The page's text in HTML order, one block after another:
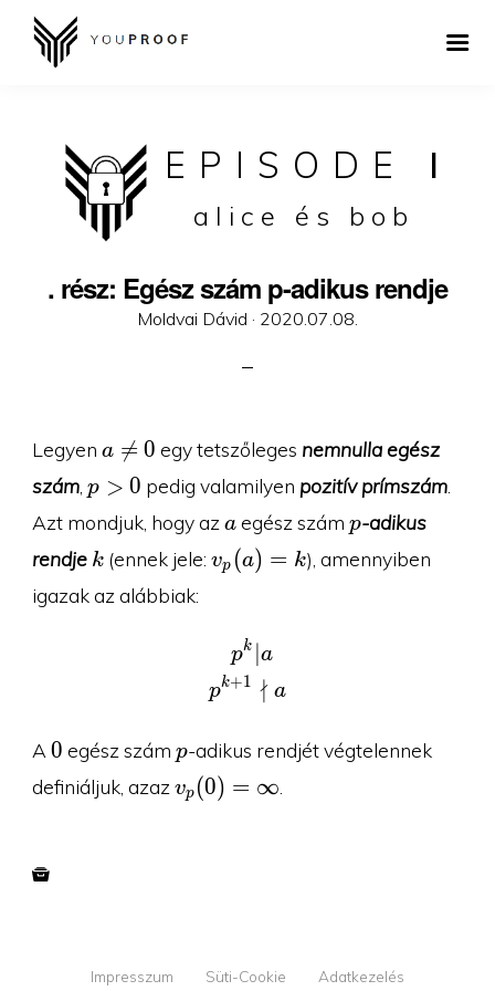
EPISODE I
alice és bob
. rész: Egész szám p-adikus rendje
Moldvai Dávid · Posted
2020.07.08.
Legyen a\neq
a 
= 0 egy tetszőleges nemnulla egész
szám, p\gt
p > 0 pedig valamilyen pozitív prímszám
Azt mondjuk, hogy az a
aegész szám p
p-adikus
rendje k
k (ennek jele:v_p(a)=k
vp (a) = k), amennyiben
igazak az alábbiak:
pk
pk+1
∣a
∤ a
A 0
0 egész szám p
p-adikus rendjét végtelennek
definiáljuk, azaz v_p(0)=\infty
vp (0) = ∞
Impresszum Süti-Cookie Adatkezelés